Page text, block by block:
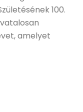
100.
amelyet